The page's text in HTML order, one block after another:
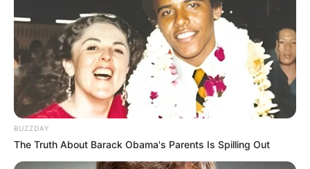
BUZZDAY
The Truth About Barack Obama's Parents Is Spilling Out